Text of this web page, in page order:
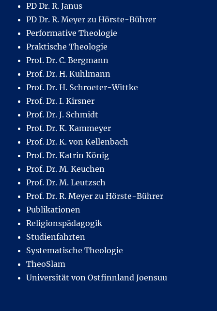
PD Dr. R. Janus
PD Dr. R. Meyer zu Hörste-Bührer
Performative Theologie
Praktische Theologie
Prof. Dr. C. Bergmann
Prof. Dr. H. Kuhlmann
Prof. Dr. H. Schroeter-Wittke
Prof. Dr. I. Kirsner
Prof. Dr. J. Schmidt
Prof. Dr. K. Kammeyer
Prof. Dr. K. von Kellenbach
Prof. Dr. Katrin König
Prof. Dr. M. Keuchen
Prof. Dr. M. Leutzsch
Prof. Dr. R. Meyer zu Hörste-Bührer
Publikationen
Religionspädagogik
Studienfahrten
Systematische Theologie
TheoSlam
Universität von Ostfinnland Joensuu